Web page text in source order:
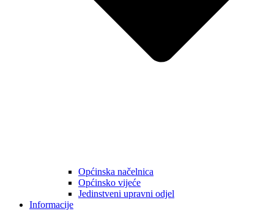
Općinska načelnica
Općinsko vijeće
Jedinstveni upravni odjel
Informacije